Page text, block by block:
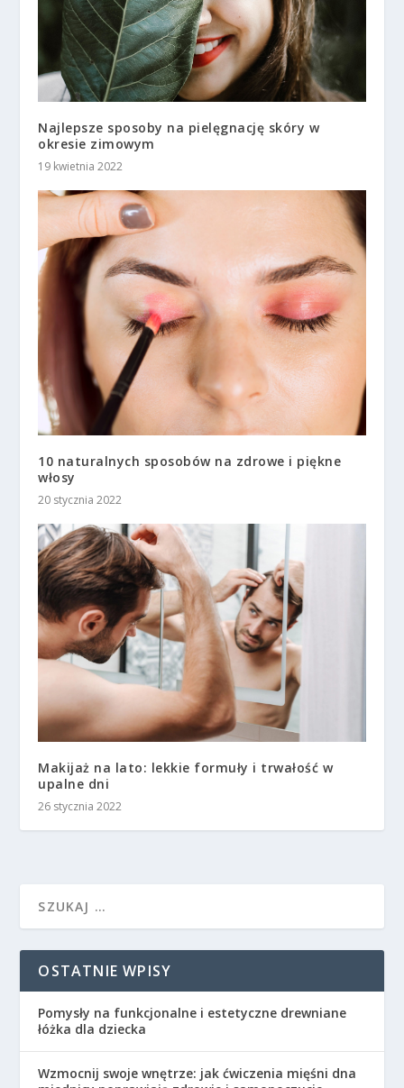
Najlepsze sposoby na pielęgnację skóry w
okresie zimowym
19 kwietnia 2022
10 naturalnych sposobów na zdrowe i piękne
włosy
20 stycznia 2022
Makijaż na lato: lekkie formuły i trwałość w
upalne dni
26 stycznia 2022
OSTATNIE WPISY
Pomysły na funkcjonalne i estetyczne drewniane
łóżka dla dziecka
Wzmocnij swoje wnętrze: jak ćwiczenia mięśni dna